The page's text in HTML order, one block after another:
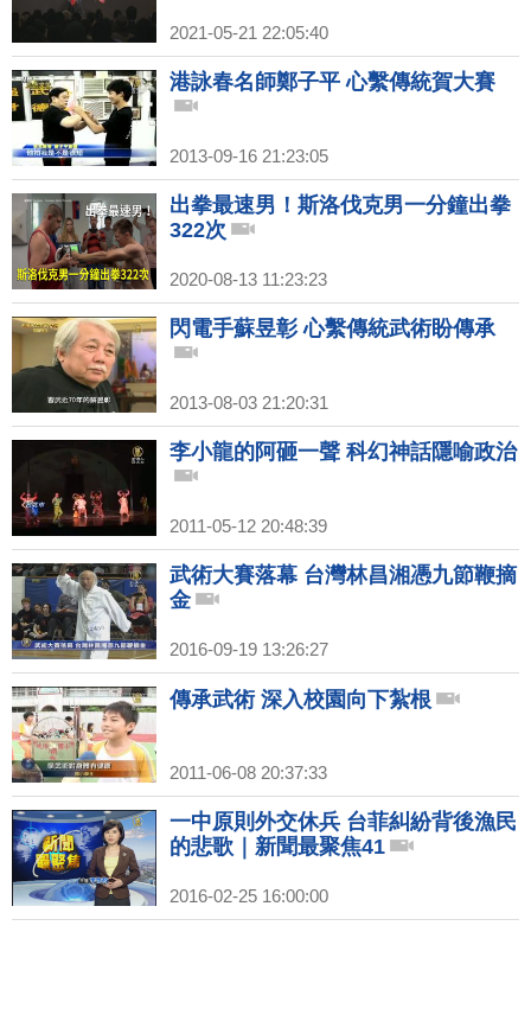
2021-05-21 22:05:40
港詠春名師鄭子平 心繫傳統賀大賽
2013-09-16 21:23:05
出拳最速男！斯洛伐克男一分鐘出拳
322次
2020-08-13 11:23:23
閃電手蘇昱彰 心繫傳統武術盼傳承
2013-08-03 21:20:31
李小龍的阿砸一聲 科幻神話隱喻政治
2011-05-12 20:48:39
武術大賽落幕 台灣林昌湘憑九節鞭摘
金
2016-09-19 13:26:27
傳承武術 深入校園向下紮根
2011-06-08 20:37:33
一中原則外交休兵 台菲糾紛背後漁民
的悲歌｜新聞最聚焦41
2016-02-25 16:00:00